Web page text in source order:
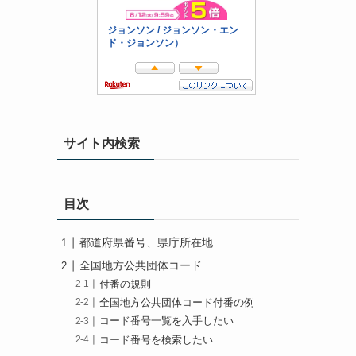
サイト内検索
目次
都道府県番号、県庁所在地
全国地方公共団体コード
付番の規則
全国地方公共団体コード付番の例
コード番号一覧を入手したい
コード番号を検索したい